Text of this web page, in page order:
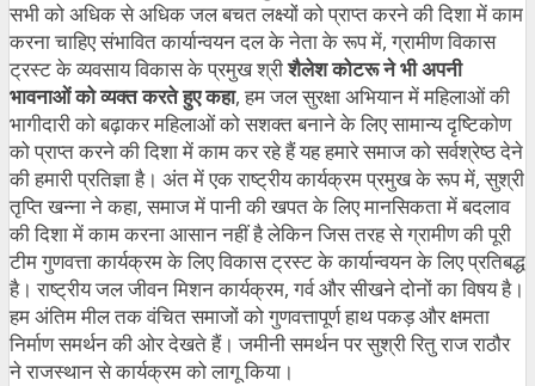
सभी को अधिक से अधिक जल बचत लक्ष्यों को प्राप्त करने की दिशा में काम
करना चाहिए संभावित कार्यान्वयन दल के नेता के रूप में, ग्रामीण विकास
ट्रस्ट के व्यवसाय विकास के प्रमुख श्रीशैलेश कोटरू ने भी अपनी
भावनाओं को व्यक्त करते हुए कहा, हम जल सुरक्षा अभियान में महिलाओं की
भागीदारी को बढ़ाकर महिलाओं को सशक्त बनाने के लिए सामान्य दृष्टिकोण
को प्राप्त करने की दिशा में काम कर रहे हैं यह हमारे समाज को सर्वश्रेष्ठ देने
की हमारी प्रतिज्ञा है। अंत में एक राष्ट्रीय कार्यक्रम प्रमुख के रूप में, सुश्री
तृप्ति खन्ना ने कहा, समाज में पानी की खपत के लिए मानसिकता में बदलाव
की दिशा में काम करना आसान नहीं है लेकिन जिस तरह से ग्रामीण की पूरी
टीम गुणवत्ता कार्यक्रम के लिए विकास ट्रस्ट के कार्यान्वयन के लिए प्रतिबद्ध
है। राष्ट्रीय जल जीवन मिशन कार्यक्रम, गर्व और सीखने दोनों का विषय है।
हम अंतिम मील तक वंचित समाजों को गुणवत्तापूर्ण हाथ पकड़ और क्षमता
निर्माण समर्थन की ओर देखते हैं। जमीनी समर्थन पर सुश्री रितु राज राठौर
ने राजस्थान से कार्यक्रम को लागू किया।